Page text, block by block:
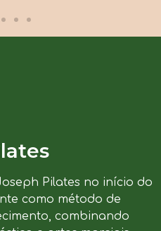
Pilates no início do
como método de
combinando